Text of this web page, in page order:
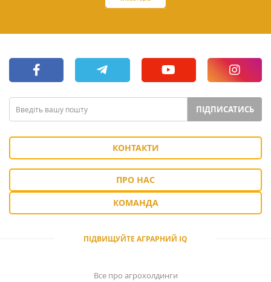
ПІДПИСАТИСЬ
КОНТАКТИ
ПРО НАС
КОМАНДА
ПІДВИЩУЙТЕ АГРАРНИЙ IQ
Все про агрохолдинги